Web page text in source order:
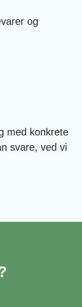
og
med konkrete
svare, ved vi